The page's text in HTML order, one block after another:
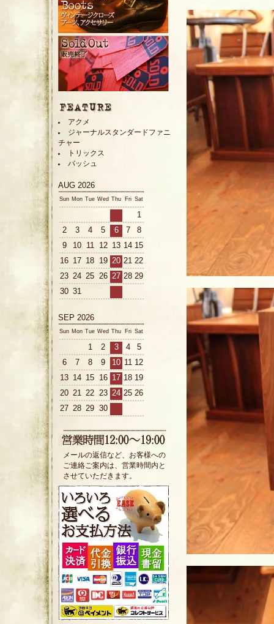
アクメ
ジャーナルスタンダードファニ
チャー
トリックス
バッシュ
AUG 2026
Sun Mon Tue Wed Thu Fri Sat
1
2
3 4 5 6 7
8
9
10 11 12 13 14 15
16 17 18 19 20 21 22
23 24 25 26 27 28 29
30 31
SEP 2026
Sun Mon Tue Wed Thu Fri Sat
1 2 3 4
5
6
7 8 9 10 11 12
13 14 15 16 17 18 19
20 21 22 23 24 25 26
27 28 29 30
メールの返信など、お客様への
ご連絡ご案内は、営業時間内と
させていただきます。